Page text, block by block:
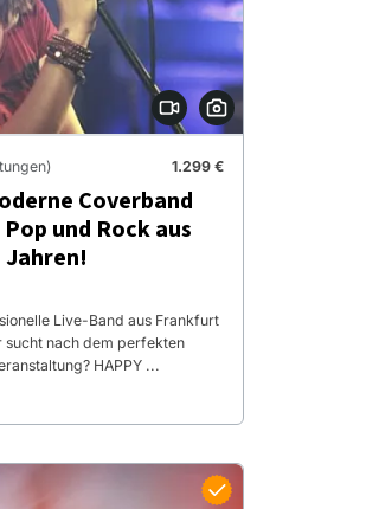
1.299 €
Coverband
und Rock aus
Live-Band aus Frankfurt
sucht nach dem perfekten
HAPPY ...